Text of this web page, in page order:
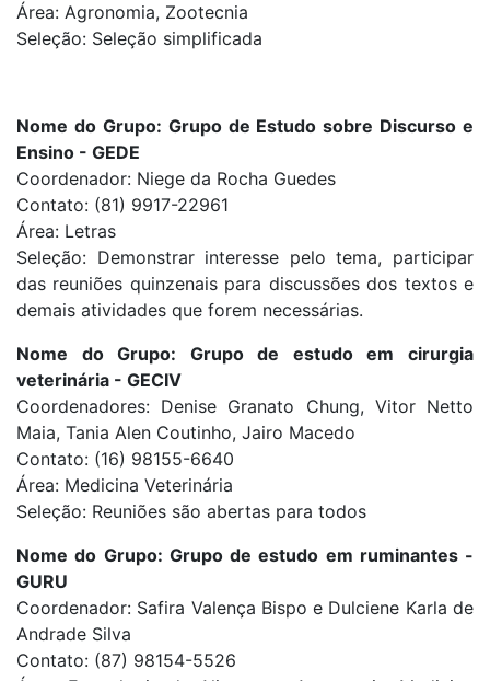
Área: Agronomia, Zootecnia
Seleção: Seleção simplificada
Nome do Grupo: Grupo de Estudo sobre Discurso e
Ensino - GEDE
Coordenador: Niege da Rocha Guedes
Contato: (81) 9917-22961
Área: Letras
Seleção: Demonstrar interesse pelo tema, participar
das reuniões quinzenais para discussões dos textos e
demais atividades que forem necessárias.
Nome do Grupo: Grupo de estudo em cirurgia
veterinária - GECIV
Coordenadores: Denise Granato Chung, Vitor Netto
Maia, Tania Alen Coutinho, Jairo Macedo
Contato: (16) 98155-6640
Área: Medicina Veterinária
Seleção: Reuniões são abertas para todos
Nome do Grupo: Grupo de estudo em ruminantes -
GURU
Coordenador: Safira Valença Bispo e Dulciene Karla de
Andrade Silva
Contato: (87) 98154-5526